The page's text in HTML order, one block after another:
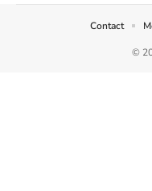
©
Contact